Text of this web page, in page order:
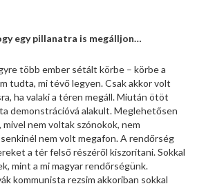
egy pillanatra is megálljon…
több ember sétált körbe – körbe a
tudta, mi tévő legyen. Csak akkor volt
ha valaki a téren megáll. Miután ötöt
demonstrációvá alakult. Meglehetősen
nem voltak szónokok, nem
nem volt megafon. A rendőrség
a tér felső részéről kiszorítani. Sokkal
mint a mi magyar rendőrségünk.
kommunista rezsim akkoriban sokkal